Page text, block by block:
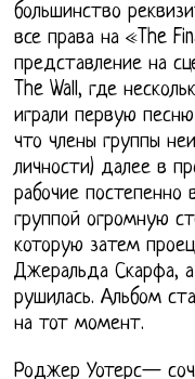
большинство
все права на «The
представление на
The Wall, где
играли первую
что члены группы
личности) далее в
рабочие
группой огромную
которую затем
Джеральда Скарфа,
рушилась. Альбом
на тот момент.
Роджер Уотерс—